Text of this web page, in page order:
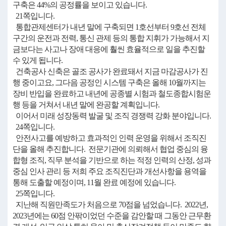
구축은 44%의 공정률을 보이고 있습니다.
21쪽입니다.
통합관제센터가 내년 말에 구축되면 1호선부터 9호선 전체
구간의 운전과 전력, 통신 관제 등의 통합 지휘가 가능해서 지
금보다는 사고나 장애 대응에 훨씬 효율적으로 일을 추진할
수 있게 됩니다.
건축공사 신축은 골조 공사가 완료돼서 지금 마감공사가 진
행 중이고요, 그다음 공정인 시스템 구축은 올해 10월까지는
장비 반입을 완료하고 내년에 공종별 시험과 철도종합시험운
행 등을 거쳐서 내년 말에 완공할 계획입니다.
이어서 미래 성장동력 발굴 및 조직 경쟁력 강화 분야입니다.
24쪽입니다.
안전사고를 예방하고 효과적인 인력 운영을 위해서 조직진
단을 올해 추진합니다. 전문기관에 의뢰해서 협업 중심의 융
합형 조직, 직무 분석을 기반으로 하는 적정 인력의 산정, 성과
중심 인사 관리 등 저희 주요 조직진단과 개선사항을 용역을
통해 도출할 예정이며, 11월 완료 예정에 있습니다.
25쪽입니다.
지난해 직원만족도가 처음으로 70점을 넘었습니다. 2022년,
2023년에는 60점 안팎이었던 수준을 감안할 때 그동안 근무환